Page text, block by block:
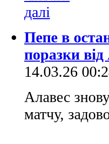
Пепе в
поразки
14.03.26
Алавес
матчу,